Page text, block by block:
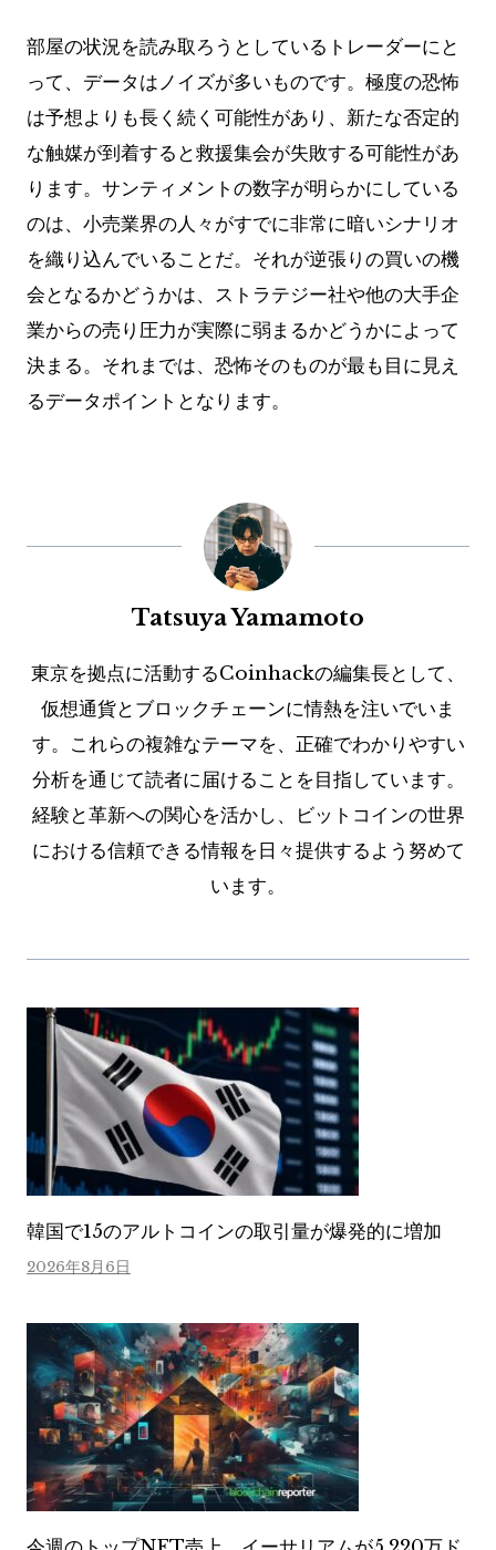
部屋の状況を読み取ろうとしているトレーダーにと
って、データはノイズが多いものです。極度の恐怖
は予想よりも長く続く可能性があり、新たな否定的
な触媒が到着すると救援集会が失敗する可能性があ
ります。サンティメントの数字が明らかにしている
のは、小売業界の人々がすでに非常に暗いシナリオ
を織り込んでいることだ。それが逆張りの買いの機
会となるかどうかは、ストラテジー社や他の大手企
業からの売り圧力が実際に弱まるかどうかによって
決まる。それまでは、恐怖そのものが最も目に見え
るデータポイントとなります。
Tatsuya Yamamoto
東京を拠点に活動するCoinhackの編集長として、
仮想通貨とブロックチェーンに情熱を注いでいま
す。これらの複雑なテーマを、正確でわかりやすい
分析を通じて読者に届けることを目指しています。
経験と革新への関心を活かし、ビットコインの世界
における信頼できる情報を日々提供するよう努めて
います。
韓国で15のアルトコインの取引量が爆発的に増加
2026年8月6日